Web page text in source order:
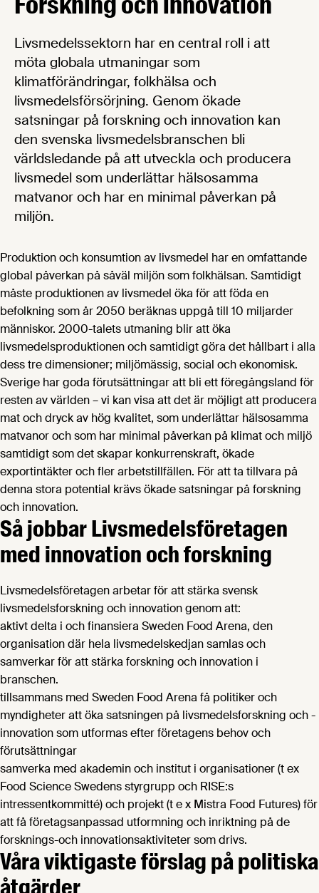
Livsmedelssektorn har en central roll i att
möta globala utmaningar som
klimatförändringar, folkhälsa och
livsmedelsförsörjning. Genom ökade
satsningar på forskning och innovation kan
den svenska livsmedelsbranschen bli
världsledande på att utveckla och producera
livsmedel som underlättar hälsosamma
matvanor och har en minimal påverkan på
miljön.
Produktion och konsumtion av livsmedel har en omfattande
global påverkan på såväl miljön som folkhälsan. Samtidigt
måste produktionen av livsmedel öka för att föda en
befolkning som år 2050 beräknas uppgå till 10 miljarder
människor. 2000-talets utmaning blir att öka
livsmedelsproduktionen och samtidigt göra det hållbart i alla
dess tre dimensioner; miljömässig, social och ekonomisk.
Sverige har goda förutsättningar att bli ett föregångsland för
resten av världen – vi kan visa att det är möjligt att producera
mat och dryck av hög kvalitet, som underlättar hälsosamma
matvanor och som har minimal påverkan på klimat och miljö
samtidigt som det skapar konkurrenskraft, ökade
exportintäkter och fler arbetstillfällen. För att ta tillvara på
denna stora potential krävs ökade satsningar på forskning
och innovation.
Så jobbar Livsmedels­företagen
med innovation och forskning
Livsmedelsföretagen arbetar för att stärka svensk
livsmedelsforskning och innovation genom att:
aktivt delta i och finansiera Sweden Food Arena, den
organisation där hela livsmedelskedjan samlas och
samverkar för att stärka forskning och innovation i
branschen.
tillsammans med Sweden Food Arena få politiker och
myndigheter att öka satsningen på livsmedelsforskning och -
innovation som utformas efter företagens behov och
förutsättningar
samverka med akademin och institut i organisationer (t ex
Food Science Swedens styrgrupp och RISE:s
intressentkommitté) och projekt (t e x Mistra Food Futures) för
att få företagsanpassad utformning och inriktning på de
forsknings-och innovationsaktiviteter som drivs.
Våra viktigaste förslag på politiska
åtgärder